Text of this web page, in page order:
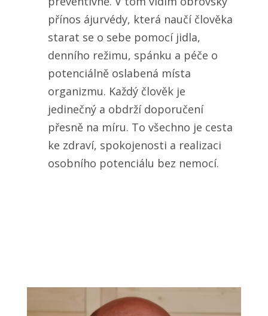
přínos ájurvédy, která naučí člověka
starat se o sebe pomocí jidla,
denního režimu, spánku a péče o
potenciálně oslabená místa
organizmu. Každý člověk je
jedinečný a obdrží doporučení
přesně na míru. To všechno je cesta
ke zdraví, spokojenosti a realizaci
osobního potenciálu bez nemocí.